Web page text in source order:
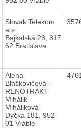
Slovak Telekom
a.s.
Bajkalská 28, 817
62 Bratislava
Alena
Blaškovičová -
RENOTRAKT
Mihálik-
Miháliková
Dyčka 181, 952
01 Vráble